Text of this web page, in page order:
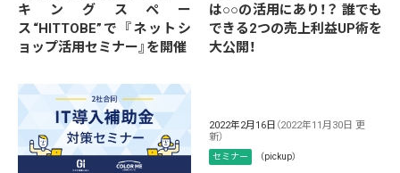
キングスペー
ス“HITTOBE”で 『ネットシ
ョップ活用セミナー』を開催
は○○の活用にあり！？ 誰でも
できる2つの売上利益UP術を
大公開！
2022年2月16日 （2022年11月30日 更
新）
セミナー （pickup）